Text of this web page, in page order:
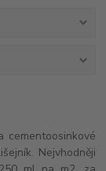
cementoosinkové
Nejvhodněji